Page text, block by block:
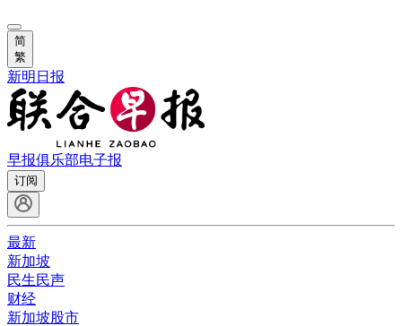
简
繁
新明日报
早报俱乐部电子报
订阅
最新
新加坡
民生民声
财经
新加坡股市